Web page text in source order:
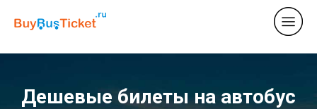
Дешевые билеты на автобус